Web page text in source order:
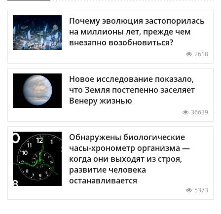
Почему эволюция застопорилась
на миллионы лет, прежде чем
внезапно возобновиться?
2618
Новое исследование показало,
что Земля постепенно заселяет
Венеру жизнью
36639
Обнаружены биологические
часы-хронометр организма —
когда они выходят из строя,
развитие человека
останавливается
5373